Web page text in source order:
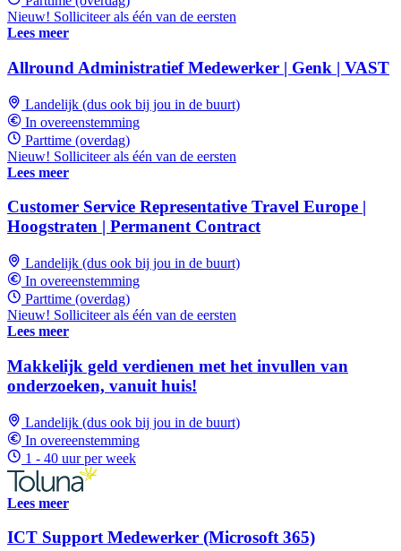
Nieuw! Solliciteer als één van de eersten
Lees meer
Allround Administratief Medewerker | Genk | VAST
Landelijk (dus ook bij jou in de buurt)
In overeenstemming
Parttime (overdag)
Nieuw! Solliciteer als één van de eersten
Lees meer
Customer Service Representative Travel Europe |
Hoogstraten | Permanent Contract
Landelijk (dus ook bij jou in de buurt)
In overeenstemming
Parttime (overdag)
Nieuw! Solliciteer als één van de eersten
Lees meer
Makkelijk geld verdienen met het invullen van
onderzoeken, vanuit huis!
Landelijk (dus ook bij jou in de buurt)
In overeenstemming
1 - 40 uur per week
Lees meer
ICT Support Medewerker (Microsoft 365)